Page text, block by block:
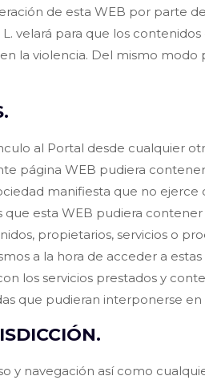
de esta WEB por parte
L. velará para que los
la violencia. Del mismo
al Portal desde cualquier
página WEB pudiera
manifiesta que no
que esta WEB pudiera
propietarios, servicios o
a la hora de acceder a estas
los servicios prestados y
que pudieran interponerse en
y navegación así como